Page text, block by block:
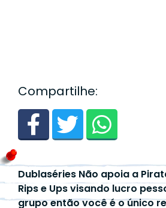
Compartilhe:
Dublaséries Não apoia a
Rips e Ups visando lucro
grupo então você é o único